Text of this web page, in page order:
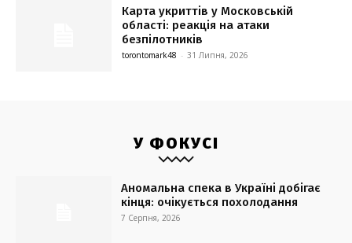
Карта укриттів у Московській
області: реакція на атаки
безпілотників
torontomark48 - 31 Липня, 2026
У ФОКУСІ
Аномальна спека в Україні добігає
кінця: очікується похолодання
7 Серпня, 2026